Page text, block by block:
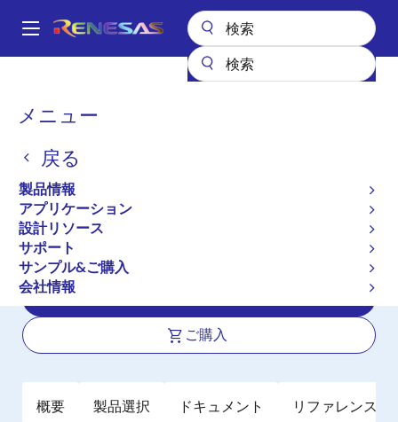
ン
Main
メニュー
戻る
製品情報
アプリケーション
設計リソース
サポート
サンプル&ご購入
会社情報
パ
く
ず
フォトカプラ（オプトカプラ）
RV1S9260A
アクティブ
高 CMR, 15Mbps, 低入力電流, 3.3V/5V
駆動, CMOS 出力, 小型 8.2mm 沿面 5
ピン SSOP（LSSO5）フォトカプラ
ご購入
概要 製品選択 ドキュメント リファレンス・